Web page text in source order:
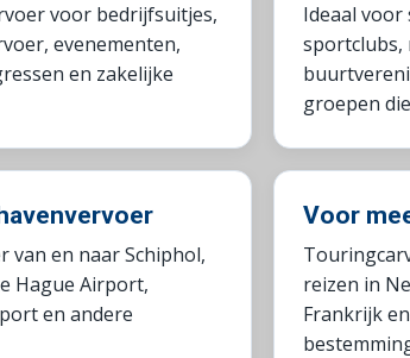
voor bedrijfsuitjes,
evenementen,
en zakelijke
Ideaal
sportclubs,
groepen
van en naar Schiphol,
Hague Airport,
en andere
Voor
reizen in
Frankrijk